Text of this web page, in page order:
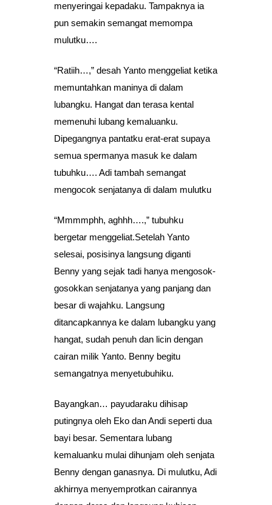
menyeringai kepadaku. Tampaknya ia
pun semakin semangat memompa
mulutku….
“Ratiih…,” desah Yanto menggeliat ketika
memuntahkan maninya di dalam
lubangku. Hangat dan terasa kental
memenuhi lubang kemaluanku.
Dipegangnya pantatku erat-erat supaya
semua spermanya masuk ke dalam
tubuhku…. Adi tambah semangat
mengocok senjatanya di dalam mulutku
“Mmmmphh, aghhh….,” tubuhku
bergetar menggeliat.Setelah Yanto
selesai, posisinya langsung diganti
Benny yang sejak tadi hanya mengosok-
gosokkan senjatanya yang panjang dan
besar di wajahku. Langsung
ditancapkannya ke dalam lubangku yang
hangat, sudah penuh dan licin dengan
cairan milik Yanto. Benny begitu
semangatnya menyetubuhiku.
Bayangkan… payudaraku dihisap
putingnya oleh Eko dan Andi seperti dua
bayi besar. Sementara lubang
kemaluanku mulai dihunjam oleh senjata
Benny dengan ganasnya. Di mulutku, Adi
akhirnya menyemprotkan cairannya